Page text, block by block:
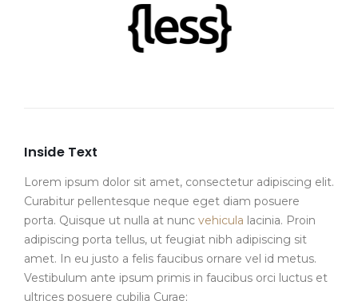
Inside Text
Lorem ipsum dolor sit amet, consectetur adipiscing elit.
Curabitur pellentesque neque eget diam posuere
porta. Quisque ut nulla at nunc vehicula lacinia. Proin
adipiscing porta tellus, ut feugiat nibh adipiscing sit
amet. In eu justo a felis faucibus ornare vel id metus.
Vestibulum ante ipsum primis in faucibus orci luctus et
ultrices posuere cubilia Curae;